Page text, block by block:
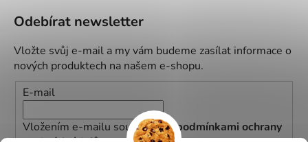
Odebírat newsletter
Vložte svůj e-mail a my vám budeme zasílat informace o
nových produktech na našem e-shopu.
E-mail
Vložením e-mailu souhlasíte spodmínkami ochrany